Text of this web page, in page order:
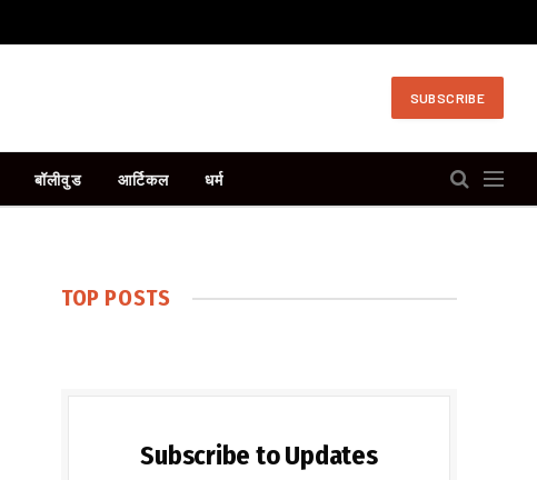
SUBSCRIBE
बॉलीवुड आर्टिकल धर्म
TOP POSTS
Subscribe to Updates